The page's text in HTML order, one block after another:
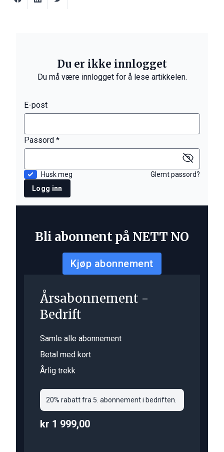
Du er ikke innlogget
Du må være innlogget for å lese artikkelen.
E-post
Passord *
Husk meg
Glemt passord?
Logg inn
Bli abonnent på NETT NO
Kjøp abonnement
Årsabonnement -
Bedrift
Samle alle abonnement
Betal med kort
Årlig trekk
20% rabatt fra 5. abonnement i bedriften.
kr 1 999,00